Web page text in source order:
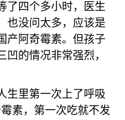
了四个多小时，医生
也没问太多，应该是
产阿奇霉素。但孩子
的情况非常强烈，
生里第一次上了呼吸
素，第一次吃就不发